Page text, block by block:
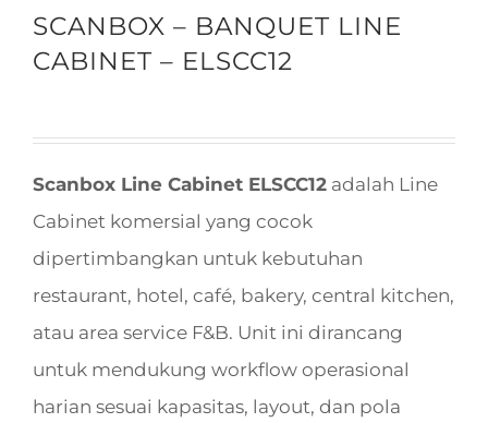
SCANBOX – BANQUET LINE
CABINET – ELSCC12
Scanbox Line Cabinet ELSCC12 adalah Line
Cabinet komersial yang cocok
dipertimbangkan untuk kebutuhan
restaurant, hotel, café, bakery, central kitchen,
atau area service F&B. Unit ini dirancang
untuk mendukung workflow operasional
harian sesuai kapasitas, layout, dan pola